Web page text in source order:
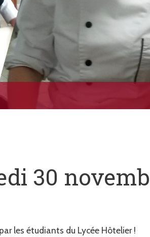
30
les étudiants du Lycée Hôtelier !